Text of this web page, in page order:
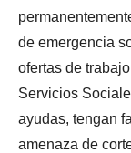
de emergencia
ofertas de
Servicios
ayudas, tengan
amenaza de